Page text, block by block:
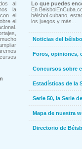
al
la
el
el
Lo que puedes
En
béisbol cubano,
los juegos y más...
Noticias del
Foros, opiniones,
Concursos sobre
Estadísticas de la
Serie 50, la Serie
Mapa de nuestra
Directorio de